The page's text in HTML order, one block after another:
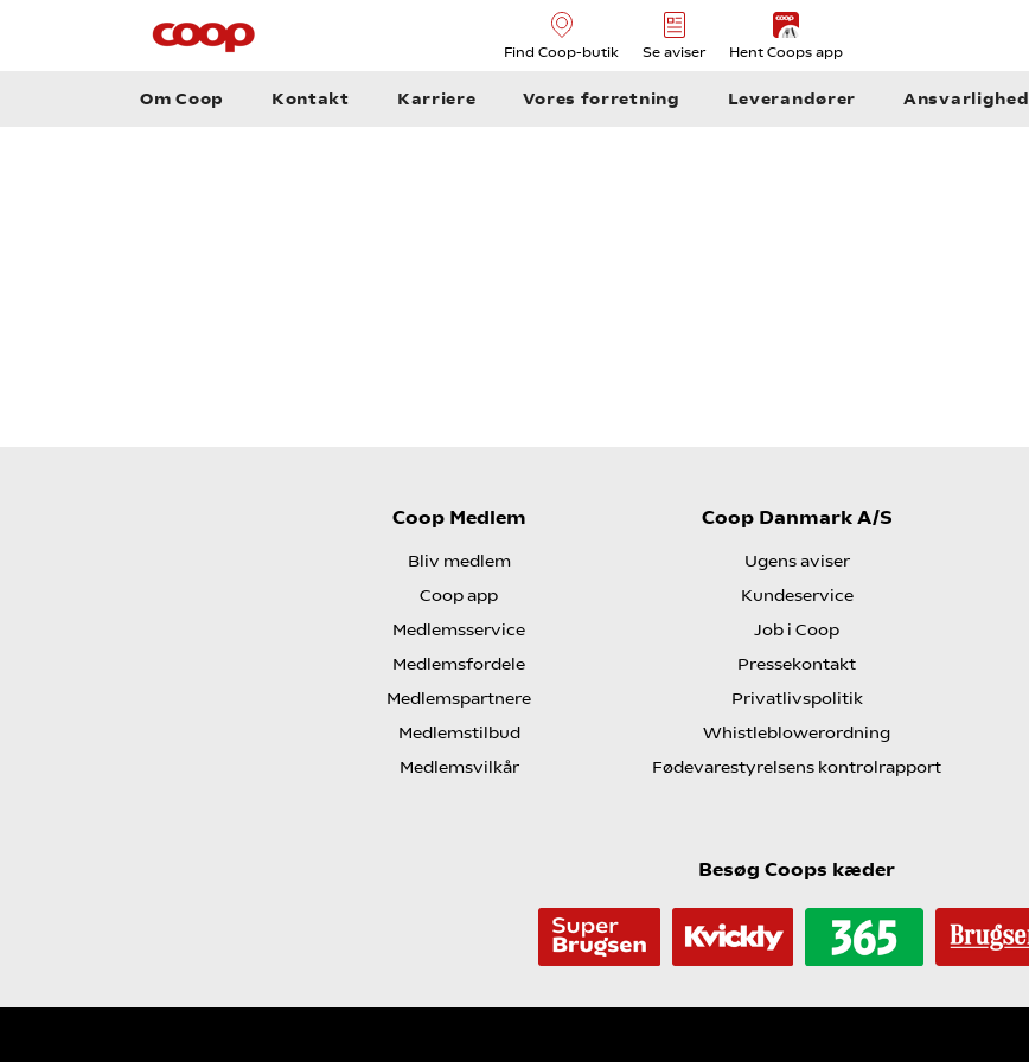
Find Coop-butik Se aviser Hent Coops app
Om Coop Kontakt Karriere Vores forretning Leverandører Ansvarlighed
Coop Medlem
Bliv medlem
Coop app
Medlemsservice
Medlemsfordele
Medlemspartnere
Medlemstilbud
Medlemsvilkår
Coop Danmark A/S
Ugens aviser
Kundeservice
Job i Coop
Pressekontakt
Privatlivspolitik
Whistleblowerordning
Fødevarestyrelsens kontrolrapport
Besøg Coops kæder